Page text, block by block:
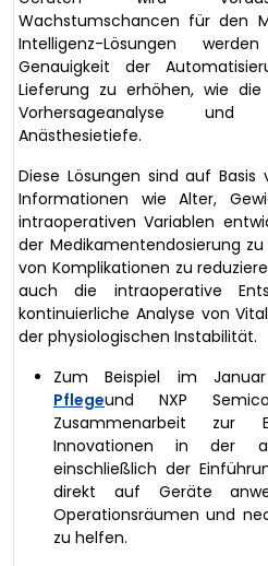
Wachstumschancen für den
Intelligenz-Lösungen
Genauigkeit der
Lieferung zu erhöhen, wie die
Vorhersageanalyse und
Anästhesietiefe.
Diese Lösungen sind auf
Informationen wie Alter,
intraoperativen Variablen
der Medikamentendosierung
von Komplikationen zu
auch die intraoperative
kontinuierliche Analyse von
der physiologischen Instabilität.
Zum Beispiel im
Pflegeund NXP
Zusammenarbeit zur
Innovationen in der
einschließlich der
direkt auf Geräte
Operationsräumen und
zu helfen.